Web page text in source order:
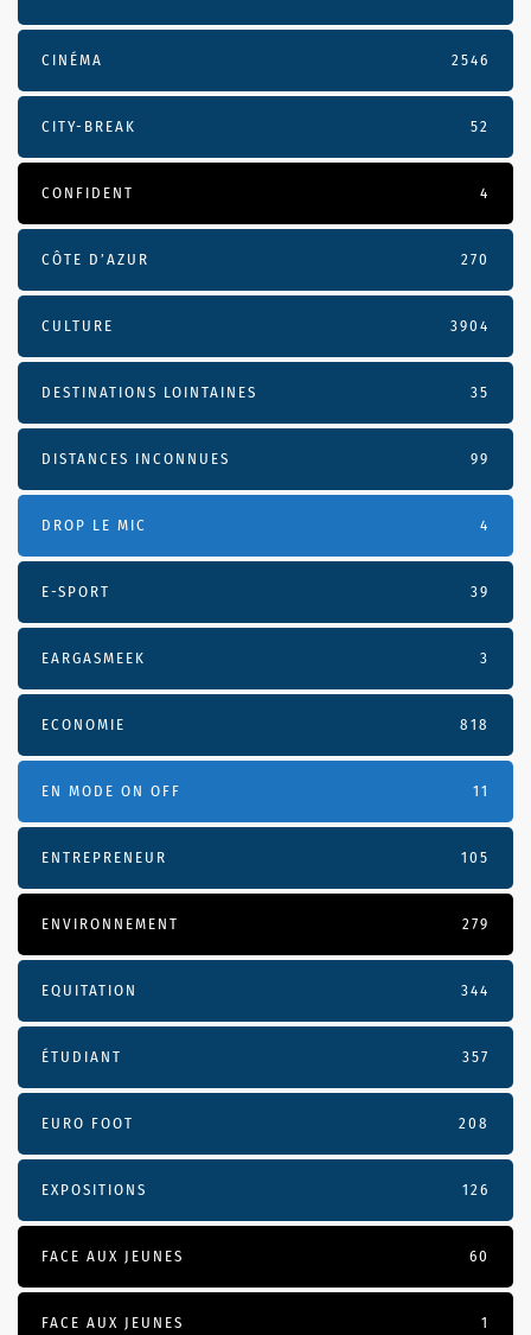
CINÉMA 2546
CITY-BREAK 52
CONFIDENT 4
CÔTE D’AZUR 270
CULTURE 3904
DESTINATIONS LOINTAINES 35
DISTANCES INCONNUES 99
DROP LE MIC 4
E-SPORT 39
EARGASMEEK 3
ECONOMIE 818
EN MODE ON OFF 11
ENTREPRENEUR 105
ENVIRONNEMENT 279
EQUITATION 344
ÉTUDIANT 357
EURO FOOT 208
EXPOSITIONS 126
FACE AUX JEUNES 60
FACE AUX JEUNES 1